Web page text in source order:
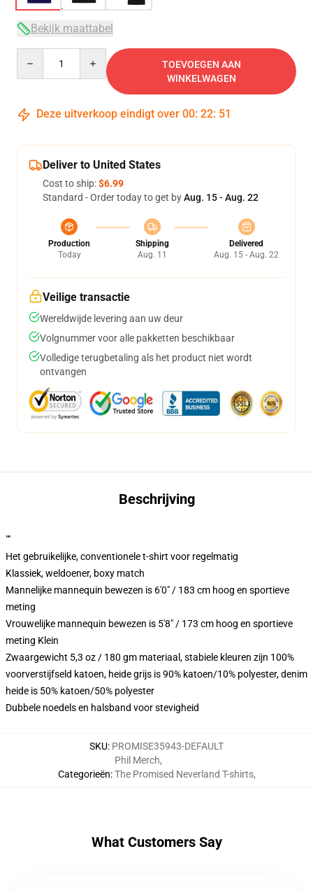
Bekijk maattabel
TOEVOEGEN AAN
WINKELWAGEN
Deze uitverkoop eindigt over 00: 22: 50
Deliver to United States
Cost to ship:$6.99
Standard - Order today to get byAug. 15 - Aug. 22
Production
Today
Shipping
Aug. 11
Delivered
Aug. 15 - Aug. 22
Veilige transactie
Wereldwijde levering aan uw deur
Volgnummer voor alle pakketten beschikbaar
Volledige terugbetaling als het product niet wordt
ontvangen
Beschrijving
""
Het gebruikelijke, conventionele t-shirt voor regelmatig
Klassiek, weldoener, boxy match
Mannelijke mannequin bewezen is 6'0" / 183 cm hoog en sportieve
meting
Vrouwelijke mannequin bewezen is 5'8" / 173 cm hoog en sportieve
meting Klein
Zwaargewicht 5,3 oz / 180 gm materiaal, stabiele kleuren zijn 100%
voorverstijfseld katoen, heide grijs is 90% katoen/10% polyester, denim
heide is 50% katoen/50% polyester
Dubbele noedels en halsband voor stevigheid
SKU: PROMISE35943-DEFAULT
Categorieën:
Phil Merch,
The Promised Neverland T-shirts,
What Customers Say